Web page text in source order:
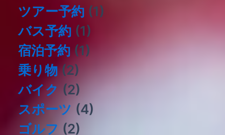
ツアー予約 (1)
バス予約 (1)
宿泊予約 (1)
乗り物 (2)
バイク (2)
スポーツ (4)
ゴルフ (2)